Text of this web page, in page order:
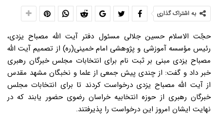
به اشتراک گذاری
حجّت الاسلام حسین جلالی مسئول دفتر آیت الله مصباح یزدی،
رئیس مؤسسه آموزشی و پژوهشی امام خمینی(ره) از تصمیم آیت الله
مصباح یزدی مبنی بر ثبت نام برای انتخابات مجلس خبرگان رهبری
خبر داد و گفت: از چندی پیش جمعی از علما و نخبگان مشهد مقدس
از آیت الله مصباح یزدی درخواست کردند تا برای انتخابات مجلس
خبرگان رهبری از حوزه انتخابیه خراسان رضوی حضور یابند که در
نهایت ایشان امروز این درخواست را پذیرفتند.